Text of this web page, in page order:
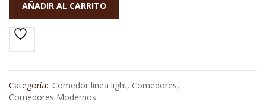
AÑADIR AL CARRITO
Categoría: Comedor línea light, Comedores,
Comedores Modernos